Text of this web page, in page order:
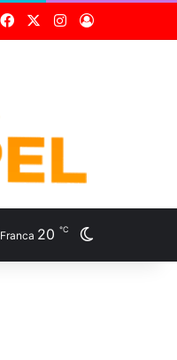
FacebookInstagram
Entrar
Franca 20 ℃